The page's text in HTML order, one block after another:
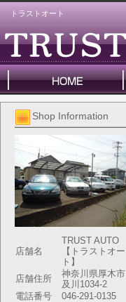
トラストオート
Shop Information
店舗名
TRUST AUTO
【トラストオー
ト】
店舗住所
神奈川県厚木市
及川1034-2
電話番号
046-291-0135